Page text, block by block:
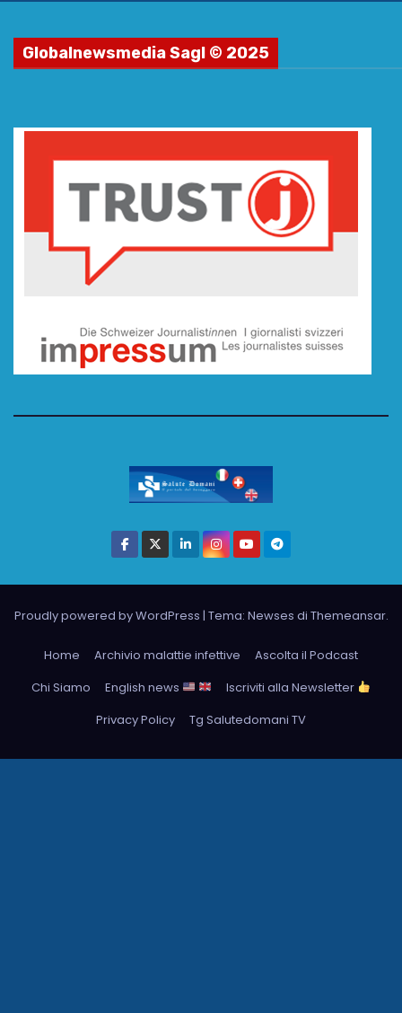
Globalnewsmedia Sagl © 2025
Proudly powered by WordPress | Tema: Newses di Themeansar.
Home Archivio malattie infettive
Ascolta il Podcast
Chi Siamo
English news
Iscriviti alla Newsletter
Privacy Policy
Tg Salutedomani TV